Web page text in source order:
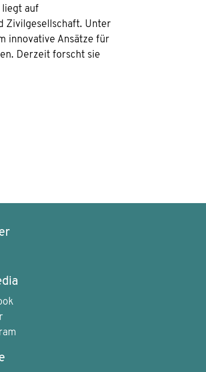
liegt auf
Zivilgesellschaft. Unter
innovative Ansätze für
Derzeit forscht sie